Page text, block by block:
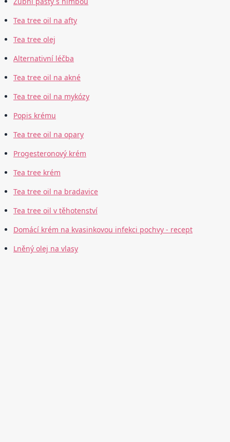
Tea tree oil na afty
Tea tree olej
Alternativní léčba
Tea tree oil na akné
Tea tree oil na mykózy
Popis krému
Tea tree oil na opary
Progesteronový krém
Tea tree krém
Tea tree oil na bradavice
Tea tree oil v těhotenství
Domácí krém na kvasinkovou infekci pochvy - recept
Lněný olej na vlasy